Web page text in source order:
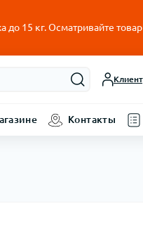
до 15 кг. Осматривайте
Контакты